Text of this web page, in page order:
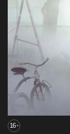
16+